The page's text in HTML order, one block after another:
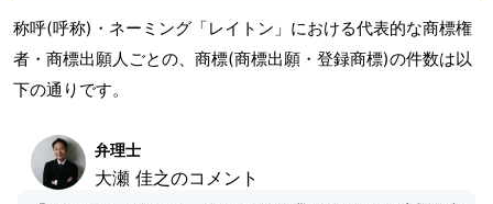
称呼(呼称)・ネーミング「レイトン」における代表的な商標権
者・商標出願人ごとの、商標(商標出願・登録商標)の件数は以
下の通りです。
弁理士
大瀬 佳之のコメント